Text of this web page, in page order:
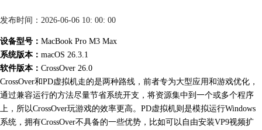
发布时间：2026-06-06 10: 00: 00
设备型号： MacBook Pro M3 Max
系统版本： macOS 26.3.1
软件版本： CrossOver 26.0
CrossOver和PD虚拟机走的是两种路线，前者专为大型应用和游戏优化，
通过兼容运行的方法尽量节省系统开支，将资源集中到一个或多个程序
上，所以CrossOver玩游戏的效率更高。PD虚拟机则是模拟运行Windows
系统，拥有CrossOver不具备的一些优势，比如可以自由安装VP9视频扩